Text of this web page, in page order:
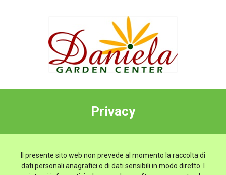
Privacy
Il presente sito web non prevede al momento la raccolta di
dati personali anagrafici o di dati sensibili in modo diretto. I